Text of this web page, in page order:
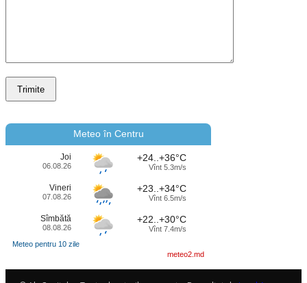
Meteo în Centru
Joi
06.08.26
+24..+36°C
Vînt 5.3m/s
Vineri
07.08.26
+23..+34°C
Vînt 6.5m/s
Sîmbătă
08.08.26
+22..+30°C
Vînt 7.4m/s
Meteo pentru 10 zile
meteo2.md